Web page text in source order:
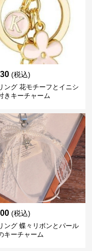
(税込)
ング 花モチーフとイニシ
きキーチャーム
(税込)
ング 蝶々リボンとパール
キーチャーム